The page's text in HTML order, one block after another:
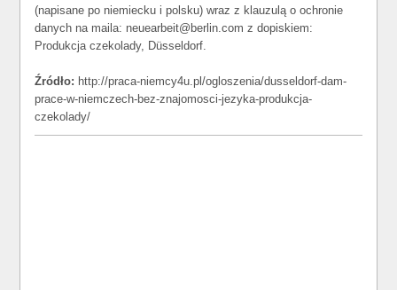
(napisane po niemiecku i polsku) wraz z klauzulą o ochronie
danych na maila: neuearbeit@berlin.com z dopiskiem:
Produkcja czekolady, Düsseldorf.
Źródło: http://praca-niemcy4u.pl/ogloszenia/dusseldorf-dam-
prace-w-niemczech-bez-znajomosci-jezyka-produkcja-
czekolady/